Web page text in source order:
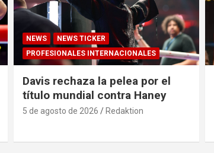
NEWS
NEWS TICKER
PROFESIONALES INTERNACIONALES
Davis rechaza la pelea por el
título mundial contra Haney
5 de agosto de 2026 Redaktion